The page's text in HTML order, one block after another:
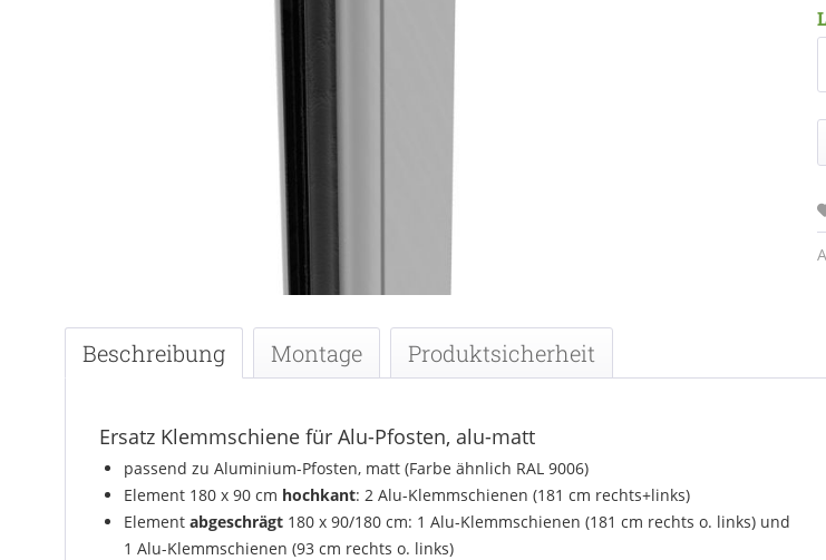
Beschreibung Montage Produktsicherheit
Ersatz Klemmschiene für Alu-Pfosten, alu-matt
passend zu Aluminium-Pfosten, matt (Farbe ähnlich RAL 9006)
Element 180 x 90 cm hochkant: 2 Alu-Klemmschienen (181 cm rechts+links)
Element abgeschrägt 180 x 90/180 cm: 1 Alu-Klemmschienen (181 cm rechts o. links) und
1 Alu-Klemmschienen (93 cm rechts o. links)